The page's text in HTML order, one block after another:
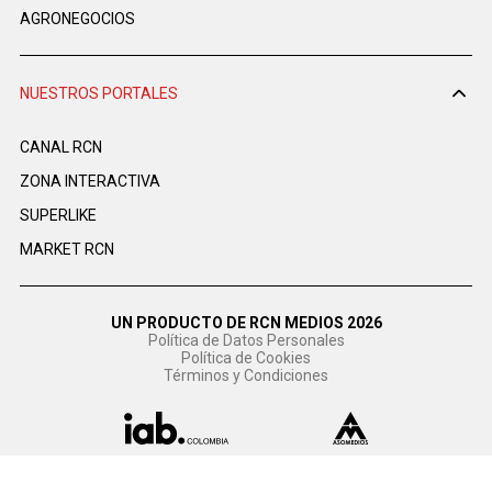
AGRONEGOCIOS
NUESTROS PORTALES
CANAL RCN
ZONA INTERACTIVA
SUPERLIKE
MARKET RCN
UN PRODUCTO DE RCN MEDIOS 2026
Política de Datos Personales
Política de Cookies
Términos y Condiciones